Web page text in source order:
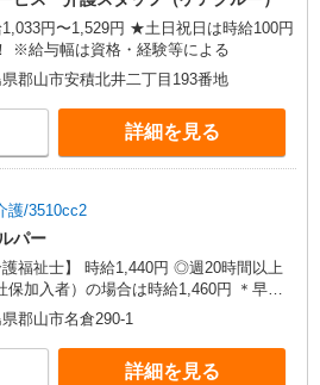
円〜1,529円 ★土日祝日は時給100円
※給与幅は資格・経験等による
郡山市安積北井二丁目193番地
詳細を見る
/3510cc2
パー
士】 時給1,440円 ◎週20時間以上
加入者）の場合は時給1,460円 ＊早朝
8:00、18:00〜）：時給1,800円〜 ＊日曜
〜 【実務者研修・初任者研修
2級）】 時給1,360円 ◎週20時間
（社保加入者）の場合は時給1,380円〜
郡山市名倉290-1
詳細を見る